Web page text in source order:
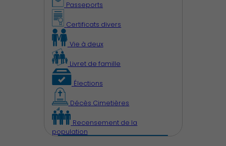
Passeports
Certificats divers
Vie à deux
Livret de famille
Élections
Décès Cimetières
Recensement de la
population